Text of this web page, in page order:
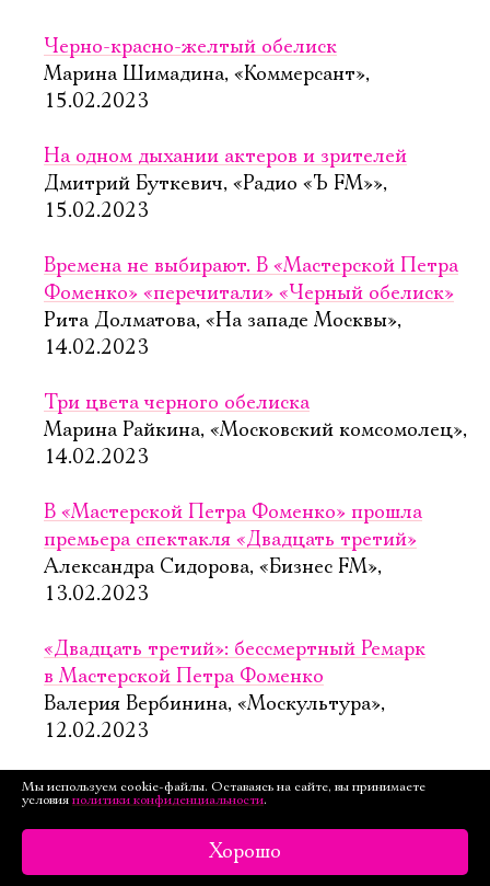
Черно-красно-желтый обелиск
Марина Шимадина, «Коммерсант»,
15.02.2023
На одном дыхании актеров и зрителей
Дмитрий Буткевич, «Радио «Ъ FM»»,
15.02.2023
Времена не выбирают. В «Мастерской Петра
Фоменко» «перечитали» «Черный обелиск»
Рита Долматова, «На западе Москвы»,
14.02.2023
Три цвета черного обелиска
Марина Райкина, «Московский комсомолец»,
14.02.2023
В «Мастерской Петра Фоменко» прошла
премьера спектакля «Двадцать третий»
Александра Сидорова, «Бизнес FM»,
13.02.2023
«Двадцать третий»: бессмертный Ремарк
в Мастерской Петра Фоменко
Валерия Вербинина, «Москультура»,
12.02.2023
Премьера спектакля «Двадцать третий»:
Каменькович показывает неизвестного
Ольга Романцова, «ТАСС», 11.02.2023
Мы используем cookie-файлы. Оставаясь на сайте, вы принимаете
условия политики конфиденциальности.
Хорошо